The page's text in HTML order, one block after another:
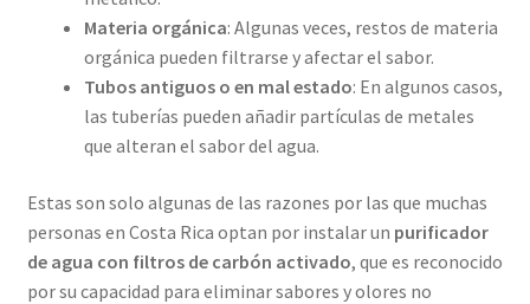
Materia orgánica: Algunas veces, restos de materia
orgánica pueden filtrarse y afectar el sabor.
Tubos antiguos o en mal estado: En algunos casos,
las tuberías pueden añadir partículas de metales
que alteran el sabor del agua.
Estas son solo algunas de las razones por las que muchas
personas en Costa Rica optan por instalar un purificador
de agua con filtros de carbón activado, que es reconocido
por su capacidad para eliminar sabores y olores no